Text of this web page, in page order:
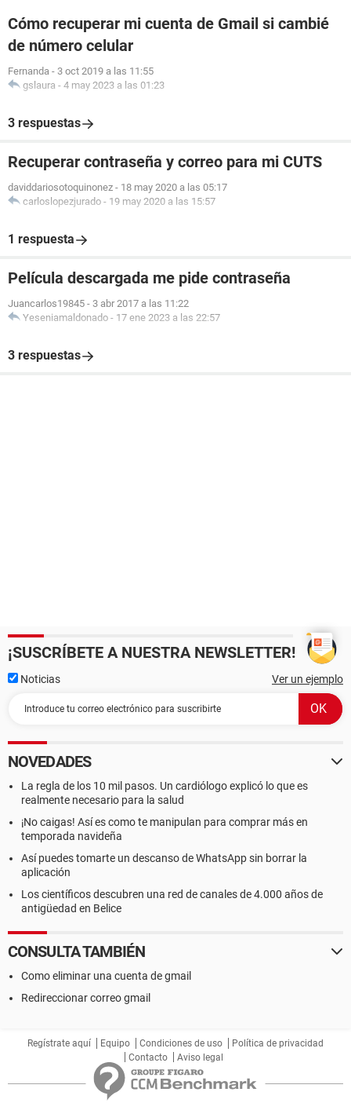
Cómo recuperar mi cuenta de Gmail si cambié
de número celular
Fernanda - 3 oct 2019 a las 11:55
gslaura - 4 may 2023 a las 01:23
3 respuestas
Recuperar contraseña y correo para mi CUTS
daviddariosotoquinonez - 18 may 2020 a las 05:17
carloslopezjurado - 19 may 2020 a las 15:57
1 respuesta
Película descargada me pide contraseña
Juancarlos19845 - 3 abr 2017 a las 11:22
Yeseniamaldonado - 17 ene 2023 a las 22:57
3 respuestas
¡SUSCRÍBETE A NUESTRA NEWSLETTER!
Noticias Ver un ejemplo
NOVEDADES
La regla de los 10 mil pasos. Un cardiólogo explicó lo que es
realmente necesario para la salud
¡No caigas! Así es como te manipulan para comprar más en
temporada navideña
Así puedes tomarte un descanso de WhatsApp sin borrar la
aplicación
Los científicos descubren una red de canales de 4.000 años de
antigüedad en Belice
CONSULTA TAMBIÉN
Como eliminar una cuenta de gmail
Redireccionar correo gmail
Regístrate aquí Equipo Condiciones de uso
Política de privacidad
Contacto
Aviso legal